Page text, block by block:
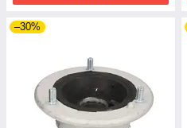
–30%